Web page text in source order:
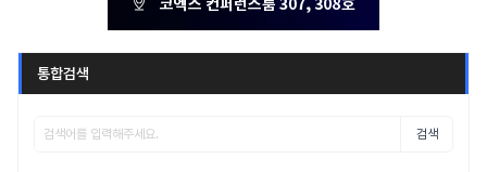
통합검색
검색